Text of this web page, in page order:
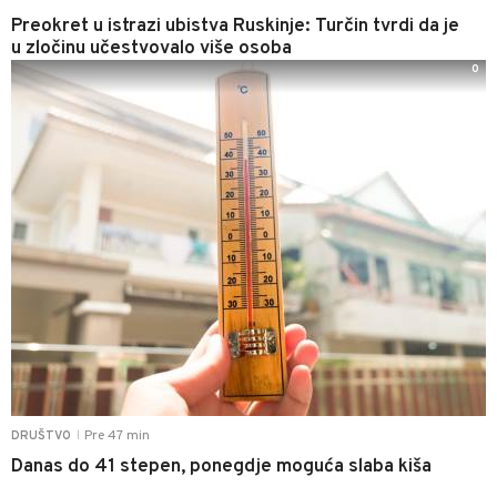
Preokret u istrazi ubistva Ruskinje: Turčin tvrdi da je
u zločinu učestvovalo više osoba
DRUŠTVO Pre 47 min
Danas do 41 stepen, ponegdje moguća slaba kiša
0